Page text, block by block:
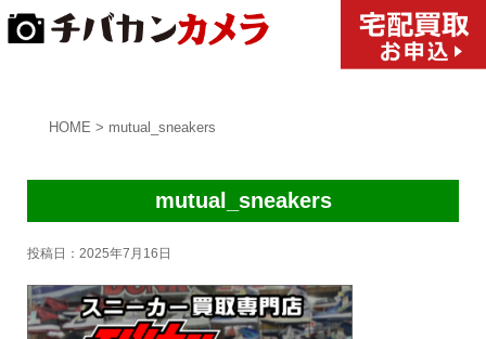
HOME > mutual_sneakers
mutual_sneakers
投稿日： 2025年7月16日